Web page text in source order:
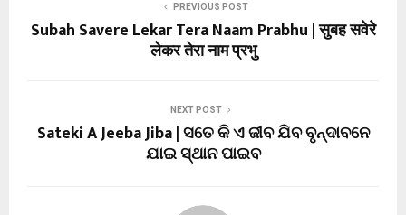
PREVIOUS POST
Subah Savere Lekar Tera Naam Prabhu | सुबह सवेरे
लेकर तेरा नाम प्रभु
NEXT POST
Sateki A Jeeba Jiba | ସତେ କି ଏ ଜୀବ ଯିବ ବୃନ୍ଦାବନେ
ଯାଇ ସ୍ଥାନ ପାଇବ